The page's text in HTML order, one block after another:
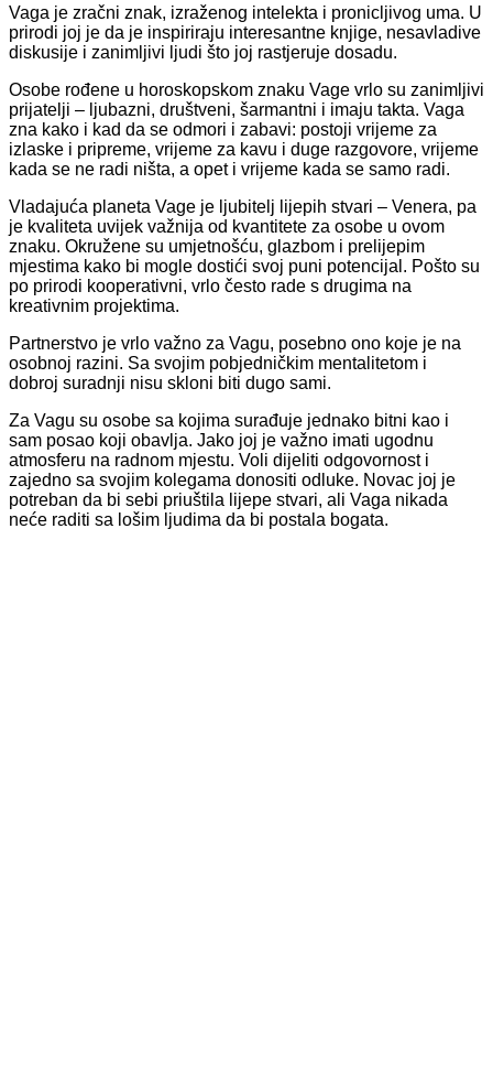
Vaga je zračni znak, izraženog intelekta i pronicljivog uma. U
prirodi joj je da je inspiriraju interesantne knjige, nesavladive
diskusije i zanimljivi ljudi što joj rastjeruje dosadu.
Osobe rođene u horoskopskom znaku Vage vrlo su zanimljivi
prijatelji – ljubazni, društveni, šarmantni i imaju takta. Vaga
zna kako i kad da se odmori i zabavi: postoji vrijeme za
izlaske i pripreme, vrijeme za kavu i duge razgovore, vrijeme
kada se ne radi ništa, a opet i vrijeme kada se samo radi.
Vladajuća planeta Vage je ljubitelj lijepih stvari – Venera, pa
je kvaliteta uvijek važnija od kvantitete za osobe u ovom
znaku. Okružene su umjetnošću, glazbom i prelijepim
mjestima kako bi mogle dostići svoj puni potencijal. Pošto su
po prirodi kooperativni, vrlo često rade s drugima na
kreativnim projektima.
Partnerstvo je vrlo važno za Vagu, posebno ono koje je na
osobnoj razini. Sa svojim pobjedničkim mentalitetom i
dobroj suradnji nisu skloni biti dugo sami.
Za Vagu su osobe sa kojima surađuje jednako bitni kao i
sam posao koji obavlja. Jako joj je važno imati ugodnu
atmosferu na radnom mjestu. Voli dijeliti odgovornost i
zajedno sa svojim kolegama donositi odluke. Novac joj je
potreban da bi sebi priuštila lijepe stvari, ali Vaga nikada
neće raditi sa lošim ljudima da bi postala bogata.